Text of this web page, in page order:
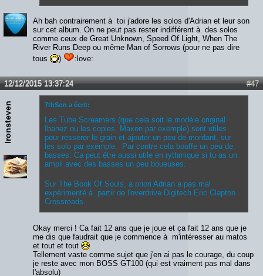
Ah bah contrairement à toi j'adore les solos d'Adrian et leur son
sur cet album. On ne peut pas rester indifférent à des solos
comme ceux de Great Unknown, Speed Of Light, When The
River Runs Deep ou même Man of Sorrows (pour ne pas dire
tous
) :love:
#47
12/12/2015 13:37:24
Ironsteven 7thSon a écrit:
Les Tube Screamers (que cela soit le modèle original
Ibanez ou les copies, Maxon par exemple) sont utiles
pour resserer le grain et ajouter un peu de mordant, sur
les solo par exemple. Par contre cela bouffe un peu de
basses. Ca peut être aussi utile en rythmique si tu as un
ampli avec des basses un peu boueuses.
Sur The Book Of Souls, a priori Adrian a pas mal
expérimenté à partir de l'overdrive Digitech Eric Clapton
Crossroads.
Okay merci ! Ca fait 12 ans que je joue et ça fait 12 ans que je
me dis que faudrait que je commence à m'intéresser au matos
et tout et tout
Tellement vaste comme sujet que j'en ai pas le courage, du coup
je reste avec mon BOSS GT100 (qui est vraiment pas mal dans
l'absolu)